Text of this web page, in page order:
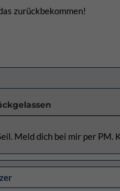
zurückbekommen!
Meld dich bei mir per PM.